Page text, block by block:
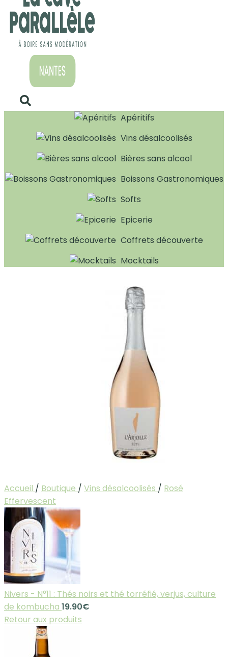
Apéritifs
Vins désalcoolisés
Bières sans alcool
Boissons Gastronomiques
Softs
Epicerie
Coffrets découverte
Mocktails
Accueil / Boutique / Vins désalcoolisés / Rosé
Effervescent
Nivers - N°11 : Thés noirs et thé torréfié, verjus, culture
de kombucha 19.90€
Retour aux produits